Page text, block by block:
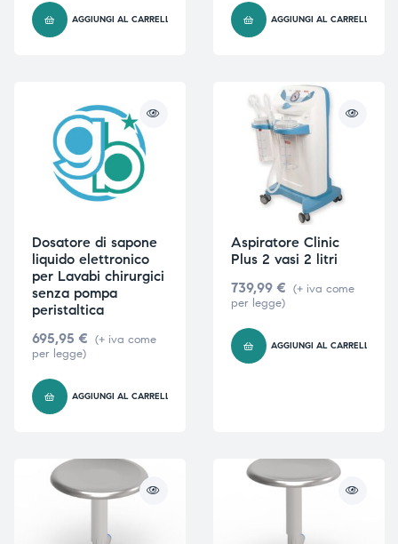
AGGIUNGI AL CARRELLO AGGIUNGI AL CARRELLO
Dosatore di sapone
liquido elettronico
per Lavabi chirurgici
senza pompa
peristaltica
695,95 € (+ iva come
per legge)
AGGIUNGI AL CARRELLO
Aspiratore Clinic
Plus 2 vasi 2 litri
739,99 € (+ iva come
per legge)
AGGIUNGI AL CARRELLO